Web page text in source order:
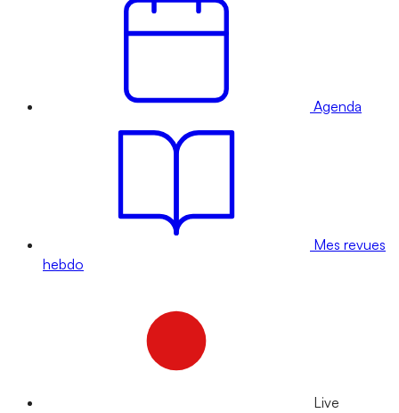
Agenda
Mes revues
hebdo
Live